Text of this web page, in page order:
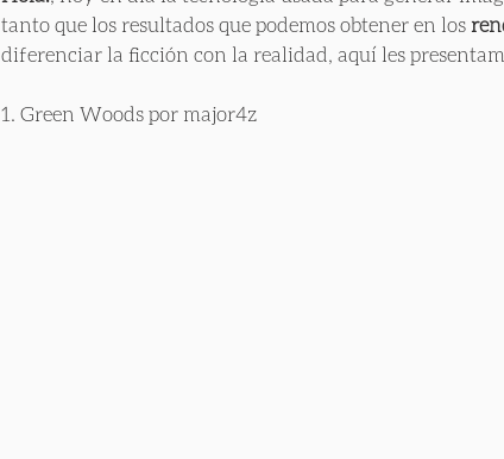
tanto que los resultados que podemos obtener en los
diferenciar la ficción con la realidad, aquí les
1. Green Woods por major4z